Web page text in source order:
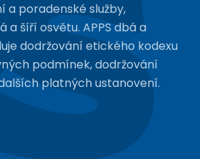
poradenské služby,
a šíří osvětu. APPS dbá a
dodržování etického kodexu
podmínek, dodržování
platných ustanovení.